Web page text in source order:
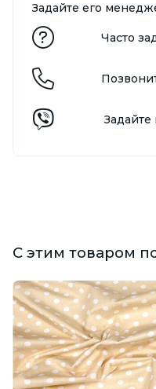
Задайте его
Часто
Задайте
С этим товаром